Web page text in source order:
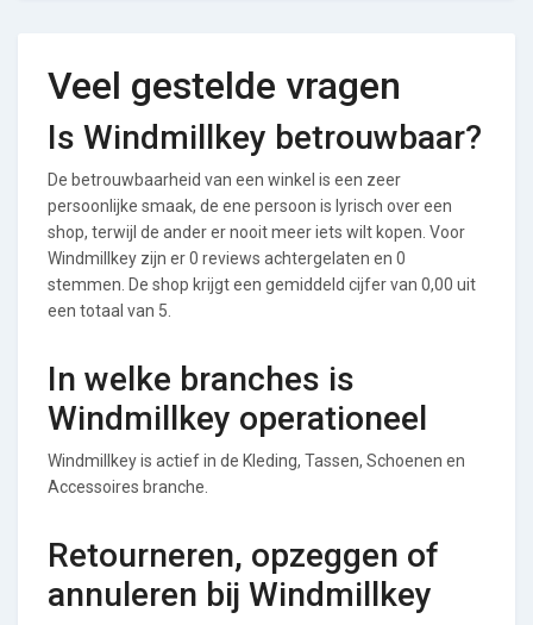
Veel gestelde vragen
Is Windmillkey betrouwbaar?
De betrouwbaarheid van een winkel is een zeer
persoonlijke smaak, de ene persoon is lyrisch over een
shop, terwijl de ander er nooit meer iets wilt kopen. Voor
Windmillkey zijn er 0 reviews achtergelaten en 0
stemmen. De shop krijgt een gemiddeld cijfer van 0,00 uit
een totaal van 5.
In welke branches is
Windmillkey operationeel
Windmillkey is actief in de Kleding, Tassen, Schoenen en
Accessoires branche.
Retourneren, opzeggen of
annuleren bij Windmillkey